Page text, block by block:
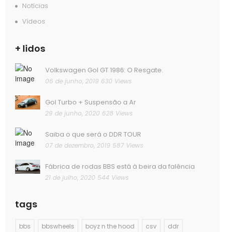
Notícias
Vídeos
+ lidos
Volkswagen Gol GT 1986: O Resgate.
06 de junho, 2019 630 Views
Gol Turbo + Suspensão a Ar
29 de junho, 2020 628 Views
Saiba o que será o DDR TOUR
07 de dezembro, 2019 587 Views
Fábrica de rodas BBS está à beira da falência
21 de julho, 2020 544 Views
tags
bbs bbswheels boyz n the hood csv ddr